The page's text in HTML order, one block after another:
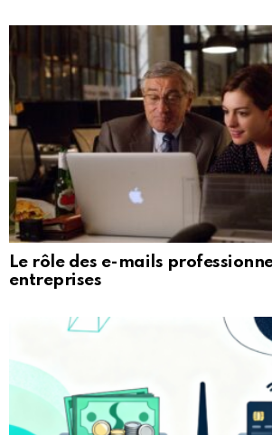
Le rôle des e-mails
entreprises